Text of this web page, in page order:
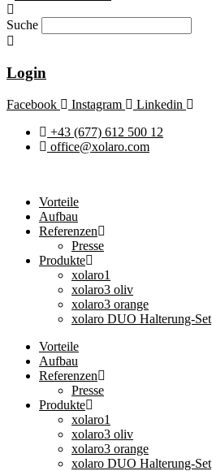
Suche
Login
Facebook Instagram
Linkedin
+43 (677) 612 500 12
office@xolaro.com
Vorteile
Aufbau
Referenzen
Presse
Produkte
xolaro1
xolaro3 oliv
xolaro3 orange
xolaro DUO Halterung-Set
Vorteile
Aufbau
Referenzen
Presse
Produkte
xolaro1
xolaro3 oliv
xolaro3 orange
xolaro DUO Halterung-Set